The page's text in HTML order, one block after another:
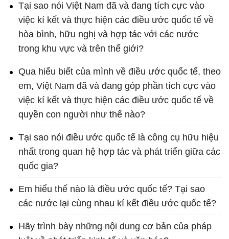
Tại sao nói Việt Nam đã và đang tích cực vào
việc kí kết và thực hiện các điều ước quốc tế về
hòa bình, hữu nghị và hợp tác với các nước
trong khu vực và trên thế giới?
Qua hiểu biết của mình về điều ước quốc tế, theo
em, Việt Nam đã và đang góp phần tích cực vào
việc kí kết và thực hiện các điều ước quốc tế về
quyền con người như thế nào?
Tại sao nói điều ước quốc tế là công cụ hữu hiệu
nhất trong quan hệ hợp tác và phát triển giữa các
quốc gia?
Em hiểu thế nào là điều ước quốc tế? Tại sao
các nước lại cùng nhau kí kết điều ước quốc tế?
Hãy trình bày những nội dung cơ bản của pháp